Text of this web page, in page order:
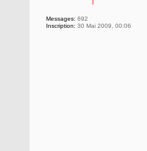
Messages: 692
Inscription: 30 Mai 2009, 00:06